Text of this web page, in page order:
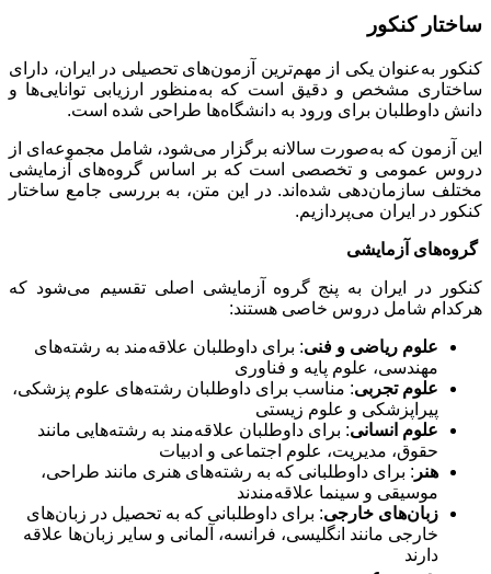
ساختار کنکور
کنکور به‌عنوان یکی از مهم‌ترین آزمون‌های تحصیلی در ایران، دارای
ساختاری مشخص و دقیق است که به‌منظور ارزیابی توانایی‌ها و
دانش داوطلبان برای ورود به دانشگاه‌ها طراحی شده است.
این آزمون که به‌صورت سالانه برگزار می‌شود، شامل مجموعه‌ای از
دروس عمومی و تخصصی است که بر اساس گروه‌های آزمایشی
مختلف سازمان‌دهی شده‌اند. در این متن، به بررسی جامع ساختار
کنکور در ایران می‌پردازیم.
گروه‌های آزمایشی
کنکور در ایران به پنج گروه آزمایشی اصلی تقسیم می‌شود که
هرکدام شامل دروس خاصی هستند:
علوم ریاضی و فنی: برای داوطلبان علاقه‌مند به رشته‌های
مهندسی، علوم پایه و فناوری
علوم تجربی: مناسب برای داوطلبان رشته‌های علوم پزشکی،
پیراپزشکی و علوم زیستی
علوم انسانی: برای داوطلبان علاقه‌مند به رشته‌هایی مانند
حقوق، مدیریت، علوم اجتماعی و ادبیات
هنر : برای داوطلبانی که به رشته‌های هنری مانند طراحی،
موسیقی و سینما علاقه‌مندند
زبان‌های خارجی: برای داوطلبانی که به تحصیل در زبان‌های
خارجی مانند انگلیسی، فرانسه، آلمانی و سایر زبان‌ها علاقه
دارند